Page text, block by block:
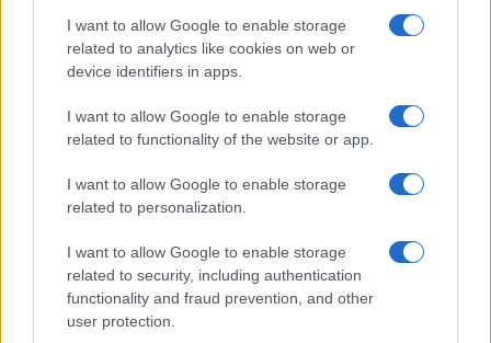
I want to allow Google to enable storage
related to analytics like cookies on web or
device identifiers in apps.
I want to allow Google to enable storage
related to functionality of the website or app.
I want to allow Google to enable storage
related to personalization.
I want to allow Google to enable storage
related to security, including authentication
functionality and fraud prevention, and other
user protection.
vivo: un amico vip svela come fa
accoglienza minori chiude
Olbia, divieto di sosta contro spaccio e degrado:
esplode la protesta
Pausa caffè impeccabile: come scegliere la
soluzione ideale per la casa e l’ufficio